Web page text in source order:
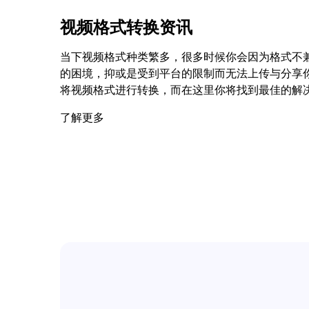
视频格式转换资讯
当下视频格式种类繁多，很多时候你会因为格式不
的困境，抑或是受到平台的限制而无法上传与分享
将视频格式进行转换，而在这里你将找到最佳的解
了解更多